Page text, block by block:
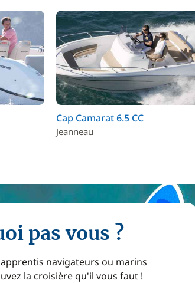
Cap Camarat 6.5 CC
Jeanneau
pas vous ?
navigateurs ou marins
la croisière qu'il vous faut !